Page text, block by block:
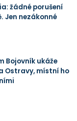
žádné porušení
Jen nezákonné
Bojovník ukáže
Ostravy, místní ho